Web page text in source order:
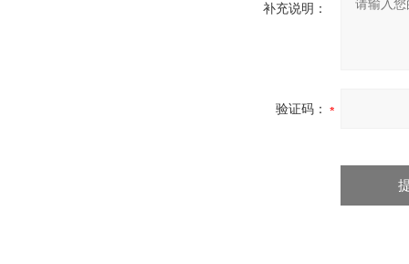
补充说明：
验证码：